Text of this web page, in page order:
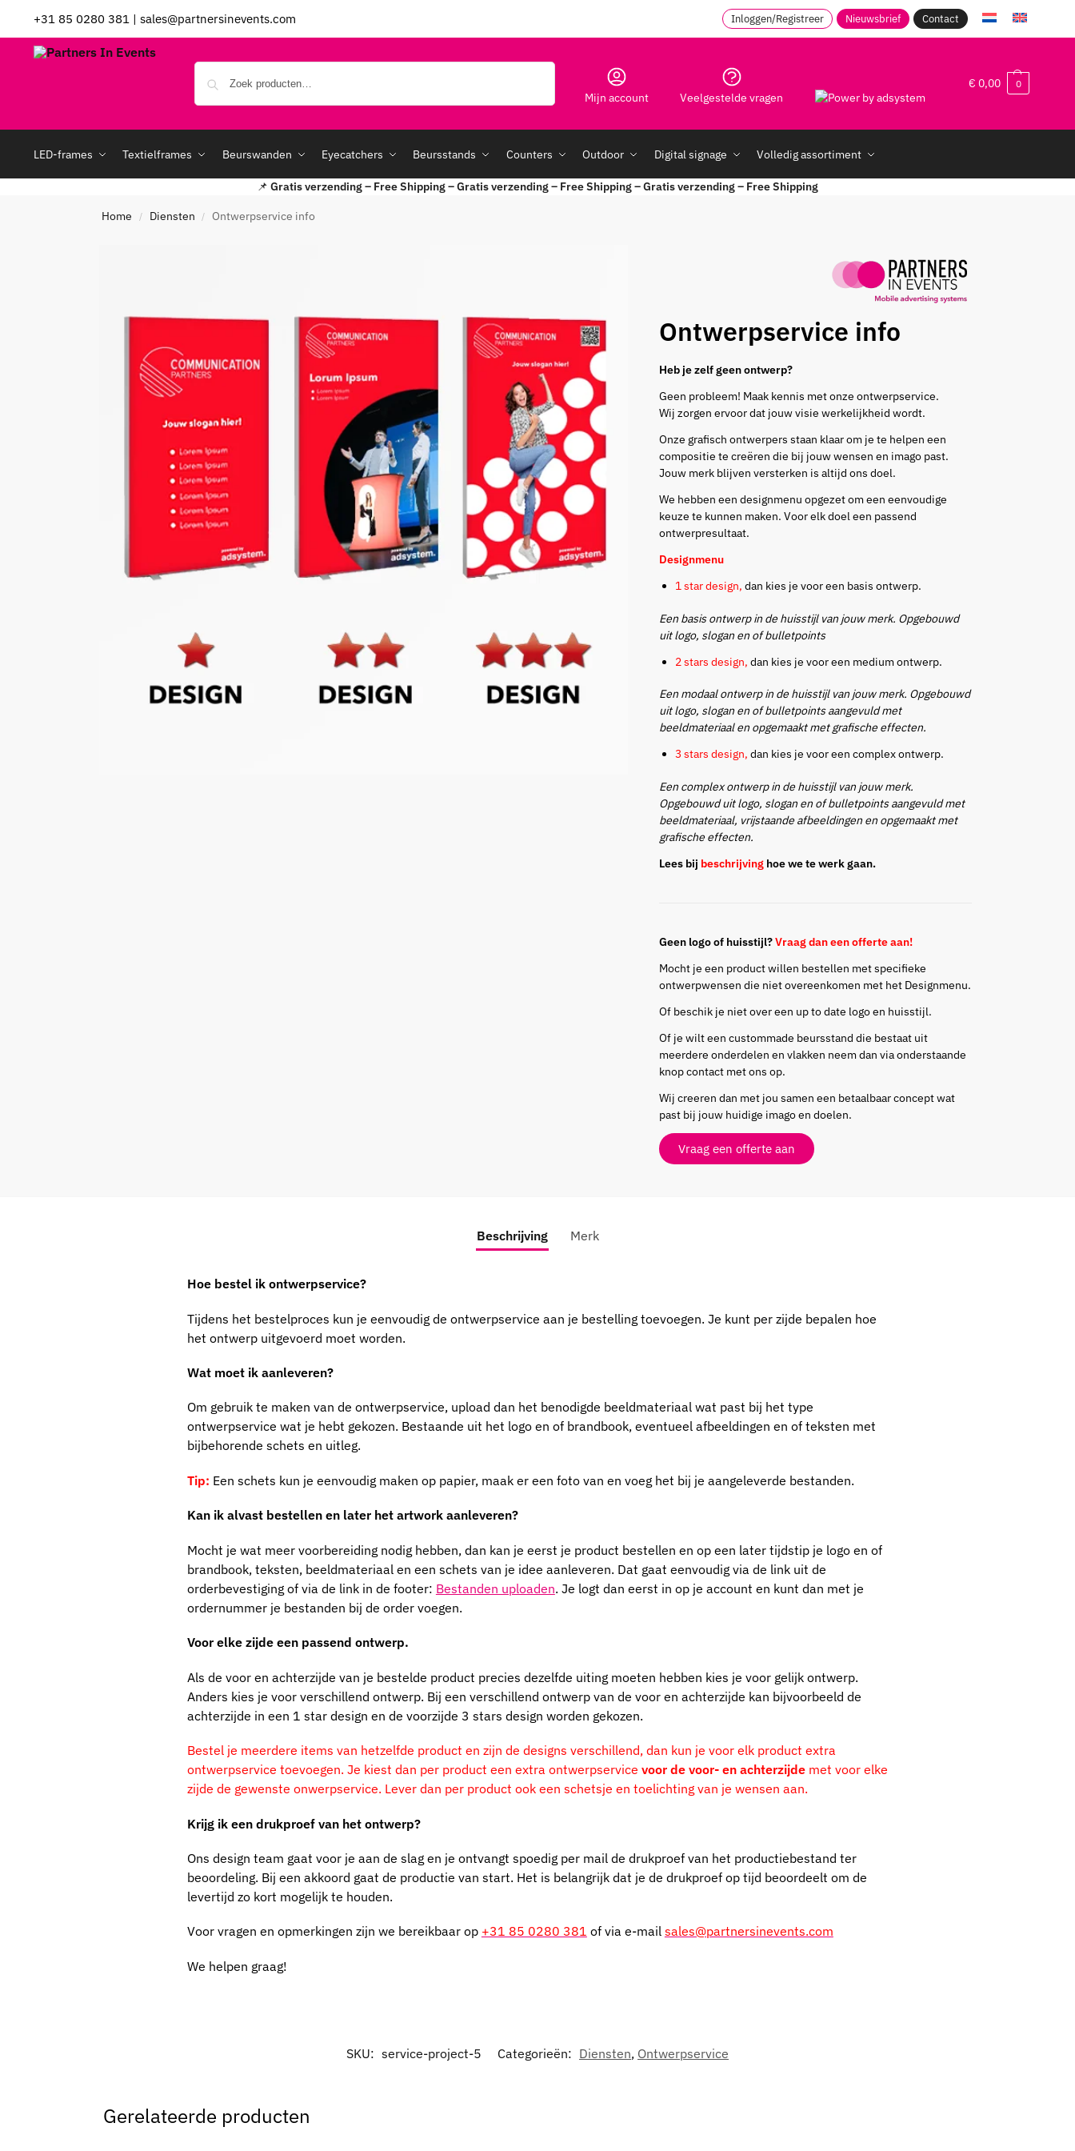
+31 85 0280 381 | sales@partnersinevents.com Inloggen/Registreer Nieuwsbrief Contact
Mijn account Veelgestelde vragen
€ 0,00 0
LED-frames Textielframes Beurswanden Eyecatchers Beursstands Counters Outdoor Digital signage Volledig assortiment
📌 Gratis verzending – Free Shipping – Gratis verzending – Free Shipping – Gratis verzending – Free Shipping
Home / Diensten / Ontwerpservice info
Ontwerpservice info
Heb je zelf geen ontwerp?
Geen probleem! Maak kennis met onze ontwerpservice.
Wij zorgen ervoor dat jouw visie werkelijkheid wordt.
Onze grafisch ontwerpers staan klaar om je te helpen een
compositie te creëren die bij jouw wensen en imago past.
Jouw merk blijven versterken is altijd ons doel.
We hebben een designmenu opgezet om een eenvoudige
keuze te kunnen maken. Voor elk doel een passend
ontwerpresultaat.
Designmenu
1 star design, dan kies je voor een basis ontwerp.
Een basis ontwerp in de huisstijl van jouw merk. Opgebouwd
uit logo, slogan en of bulletpoints
2 stars design, dan kies je voor een medium ontwerp.
Een modaal ontwerp in de huisstijl van jouw merk. Opgebouwd
uit logo, slogan en of bulletpoints aangevuld met
beeldmateriaal en opgemaakt met grafische effecten.
3 stars design, dan kies je voor een complex ontwerp.
Een complex ontwerp in de huisstijl van jouw merk.
Opgebouwd uit logo, slogan en of bulletpoints aangevuld met
beeldmateriaal, vrijstaande afbeeldingen en opgemaakt met
grafische effecten.
Lees bij beschrijving hoe we te werk gaan.
Geen logo of huisstijl?Vraag dan een offerte aan!
Mocht je een product willen bestellen met specifieke
ontwerpwensen die niet overeenkomen met het Designmenu.
Of beschik je niet over een up to date logo en huisstijl.
Of je wilt een custommade beursstand die bestaat uit
meerdere onderdelen en vlakken neem dan via onderstaande
knop contact met ons op.
Wij creeren dan met jou samen een betaalbaar concept wat
past bij jouw huidige imago en doelen.
Vraag een offerte aan
Beschrijving Merk
Hoe bestel ik ontwerpservice?
Tijdens het bestelproces kun je eenvoudig de ontwerpservice aan je bestelling toevoegen. Je kunt per zijde bepalen hoe
het ontwerp uitgevoerd moet worden.
Wat moet ik aanleveren?
Om gebruik te maken van de ontwerpservice, upload dan het benodigde beeldmateriaal wat past bij het type
ontwerpservice wat je hebt gekozen. Bestaande uit het logo en of brandbook, eventueel afbeeldingen en of teksten met
bijbehorende schets en uitleg.
Tip: Een schets kun je eenvoudig maken op papier, maak er een foto van en voeg het bij je aangeleverde bestanden.
Kan ik alvast bestellen en later het artwork aanleveren?
Mocht je wat meer voorbereiding nodig hebben, dan kan je eerst je product bestellen en op een later tijdstip je logo en of
brandbook, teksten, beeldmateriaal en een schets van je idee aanleveren. Dat gaat eenvoudig via de link uit de
orderbevestiging of via de link in de footer: Bestanden uploaden. Je logt dan eerst in op je account en kunt dan met je
ordernummer je bestanden bij de order voegen.
Voor elke zijde een passend ontwerp.
Als de voor en achterzijde van je bestelde product precies dezelfde uiting moeten hebben kies je voor gelijk ontwerp.
Anders kies je voor verschillend ontwerp. Bij een verschillend ontwerp van de voor en achterzijde kan bijvoorbeeld de
achterzijde in een 1 star design en de voorzijde 3 stars design worden gekozen.
Bestel je meerdere items van hetzelfde product en zijn de designs verschillend, dan kun je voor elk product extra
ontwerpservice toevoegen. Je kiest dan per product een extra ontwerpservice voor de voor- en achterzijdemet voor elke
zijde de gewenste onwerpservice. Lever dan per product ook een schetsje en toelichting van je wensen aan.
Krijg ik een drukproef van het ontwerp?
Ons design team gaat voor je aan de slag en je ontvangt spoedig per mail de drukproef van het productiebestand ter
beoordeling. Bij een akkoord gaat de productie van start. Het is belangrijk dat je de drukproef op tijd beoordeelt om de
levertijd zo kort mogelijk te houden.
Voor vragen en opmerkingen zijn we bereikbaar op +31 85 0280 381 of via e-mail sales@partnersinevents.com
We helpen graag!
SKU: service-project-5 Categorieën: Diensten, Ontwerpservice
Gerelateerde producten